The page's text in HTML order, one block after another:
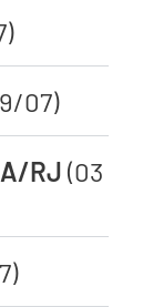
07)
RJ (03